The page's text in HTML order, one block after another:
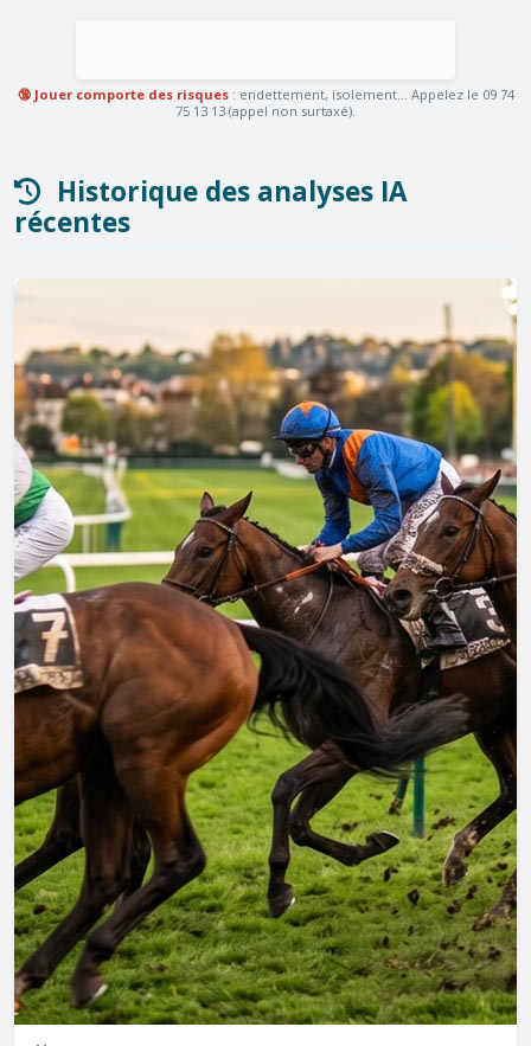
🔞 Jouer comporte des risques: endettement, isolement... Appelez le 09 74
75 13 13 (appel non surtaxé).
Historique des analyses IA
récentes